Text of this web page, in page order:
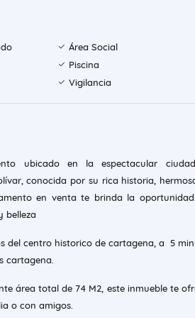
Área Social
Piscina
Vigilancia
ubicado en la espectacular
conocida por su rica historia,
en venta te brinda la
belleza
del centro historico de cartagena, a 5
cartagena.
área total de 74 M2, este inmueble te
o con amigos.